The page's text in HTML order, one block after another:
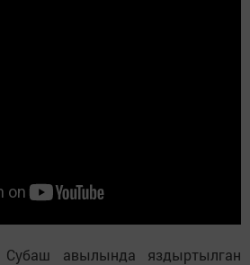
авылында яздыртылган